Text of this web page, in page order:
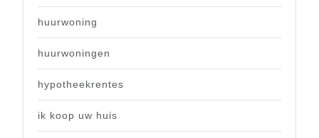
huurwoning
huurwoningen
hypotheekrentes
ik koop uw huis